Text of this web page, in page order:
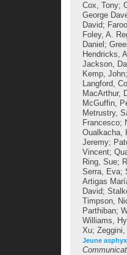
Cox, Tony;
George
David;
Foley, A.
Daniel ;
Hendricks,
Jackson,
Kemp, John;
Langford,
MacArthur,
McGuffin,
Metrustry,
Francesco;
Oualkacha,
Jeremy;
Vincent;
Ring, Sue;
Serra, Eva;
Artigas
David;
Timpson,
Parthiban;
Williams,
Xu;
Jeune